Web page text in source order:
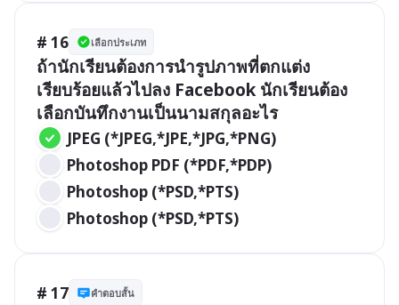
# 16 เลือกประเภท
ถ้านักเรียนต้องการนำรูปภาพที่ตกแต่ง
เรียบร้อยแล้วไปลง Facebook นักเรียนต้อง
เลือกบันทึกงานเป็นนามสกุลอะไร
JPEG (*JPEG,*JPE,*JPG,*PNG)
Photoshop PDF (*PDF,*PDP)
Photoshop (*PSD,*PTS)
Photoshop (*PSD,*PTS)
# 17 คำตอบสั้น